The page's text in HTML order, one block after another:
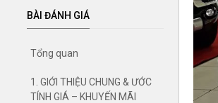
BÀI ĐÁNH GIÁ
Tổng quan
1. GIỚI THIỆU CHUNG & ƯỚC
TÍNH GIÁ – KHUYẾN MÃI